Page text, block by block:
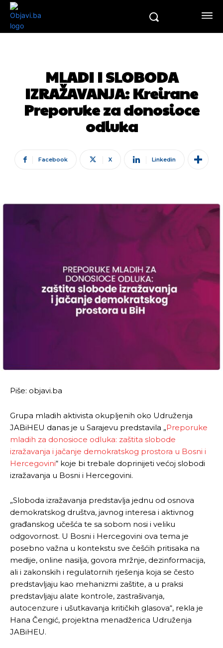
MLADI I SLOBODA
IZRAŽAVANJA: Kreirane
Preporuke za donosioce
odluka
Facebook X Linkedin
Piše: objavi.ba
Grupa mladih aktivista okupljenih oko Udruženja
JABiHEU danas je u Sarajevu predstavila „Preporuke
mladih za donosioce odluka: zaštita slobode
izražavanja i jačanje demokratskog prostora u Bosni i
Hercegovini“ koje bi trebale doprinijeti većoj slobodi
izražavanja u Bosni i Hercegovini.
„Sloboda izražavanja predstavlja jednu od osnova
demokratskog društva, javnog interesa i aktivnog
građanskog učešća te sa sobom nosi i veliku
odgovornost. U Bosni i Hercegovini ova tema je
posebno važna u kontekstu sve češćih pritisaka na
medije, online nasilja, govora mržnje, dezinformacija,
ali i zakonskih i regulatornih rješenja koja se često
predstavljaju kao mehanizmi zaštite, a u praksi
predstavljaju alate kontrole, zastrašivanja,
autocenzure i ušutkavanja kritičkih glasova“, rekla je
Hana Čengić, projektna menadžerica Udruženja
JABiHEU.